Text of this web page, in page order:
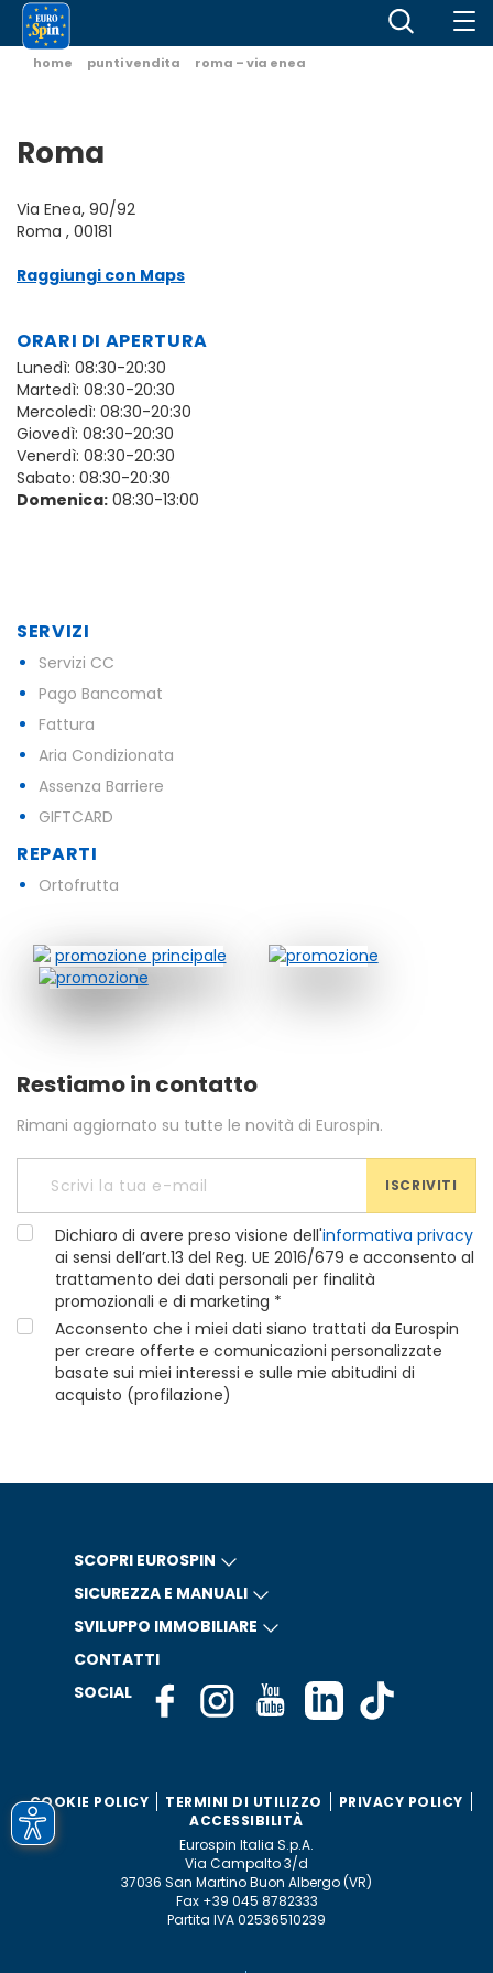
home punti vendita roma – via enea
Roma
Via Enea, 90/92
Roma , 00181
Raggiungi con Maps
ORARI DI APERTURA
Lunedì: 08:30-20:30
Martedì: 08:30-20:30
Mercoledì: 08:30-20:30
Giovedì: 08:30-20:30
Venerdì: 08:30-20:30
Sabato: 08:30-20:30
Domenica: 08:30-13:00
SERVIZI
Servizi CC
Pago Bancomat
Fattura
Aria Condizionata
Assenza Barriere
GIFTCARD
REPARTI
Ortofrutta
Restiamo in contatto
Rimani aggiornato su tutte le novità di Eurospin.
ISCRIVITI
Dichiaro di avere preso visione dell'informativa privacy
ai sensi dell’art.13 del Reg. UE 2016/679 e acconsento al
trattamento dei dati personali per finalità
promozionali e di marketing *
Acconsento che i miei dati siano trattati da Eurospin
per creare offerte e comunicazioni personalizzate
basate sui miei interessi e sulle mie abitudini di
acquisto (profilazione)
SCOPRI EUROSPIN
SICUREZZA E MANUALI
SVILUPPO IMMOBILIARE
CONTATTI
SOCIAL
COOKIE POLICY TERMINI DI UTILIZZO
PRIVACY POLICY
ACCESSIBILITÀ
Eurospin Italia S.p.A.
Via Campalto 3/d
37036 San Martino Buon Albergo (VR)
Fax +39 045 8782333
Partita IVA 02536510239